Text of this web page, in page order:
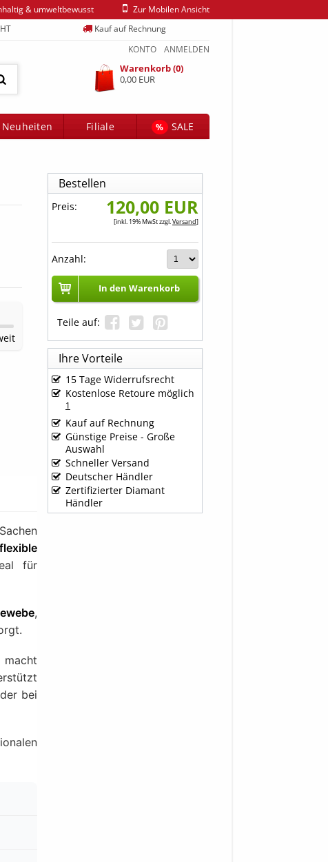
& umweltbewusst
Zur Mobilen Ansicht
Kauf auf Rechnung
ANMELDEN
KONTO
Warenkorb (0)
0,00 EUR
Neuheiten Filiale %
SALE
für
,
bei
Bestellen
Preis: 120,00 EUR
[inkl. 19% MwSt zzgl.Versand]
Anzahl:
In den Warenkorb
Teile auf:
Ihre Vorteile
15 Tage Widerrufsrecht
Kostenlose Retoure möglich
1
Kauf auf Rechnung
Günstige Preise - Große
Auswahl
Schneller Versand
Deutscher Händler
Zertifizierter Diamant
Händler